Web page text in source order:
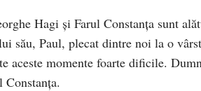
Hagi și Farul Constanța sunt
său, Paul, plecat dintre noi la o
aceste momente foarte dificile.
Constanța.